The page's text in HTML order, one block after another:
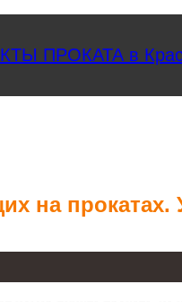
ПРОКАТА в
на